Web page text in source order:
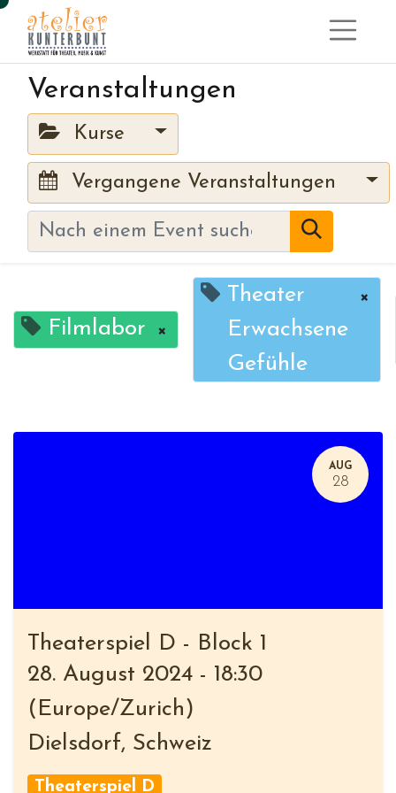
Veranstaltungen
Kurse
Vergangene Veranstaltungen
Filmlabor ×
Theater
Erwachsene
Gefühle
×
AUG
28
Theaterspiel D - Block 1
28. August 2024 - 18:30
( Europe/Zurich )
Dielsdorf, Schweiz
Theaterspiel D